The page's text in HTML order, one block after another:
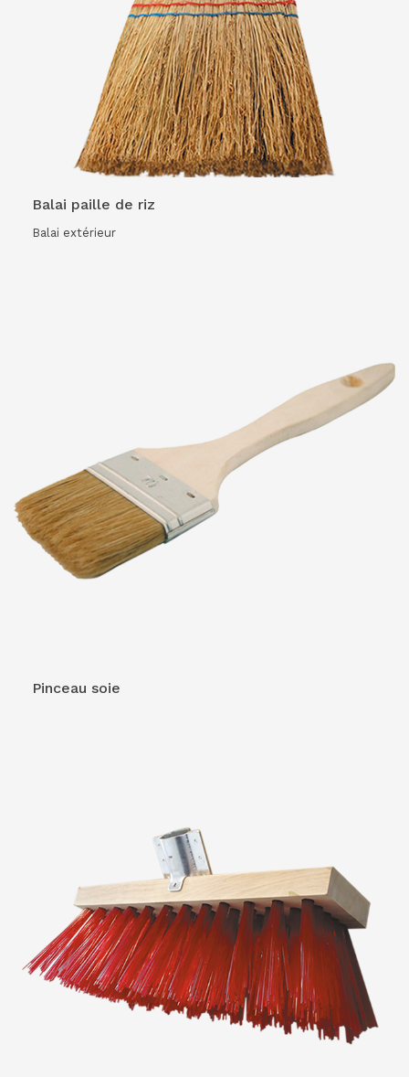
Balai paille de riz
Balai extérieur
VOIR LE PRODUIT
Pinceau soie
VOIR LE PRODUIT